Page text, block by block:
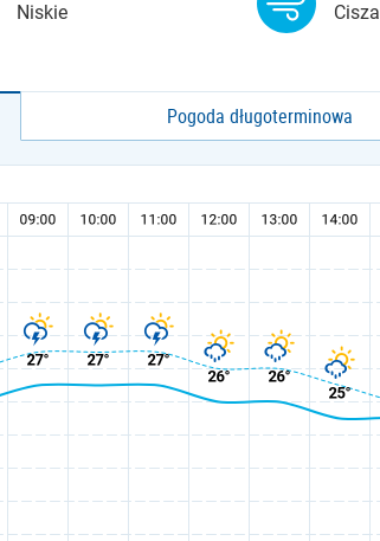
Niskie Cisza
Pogoda długoterminowa